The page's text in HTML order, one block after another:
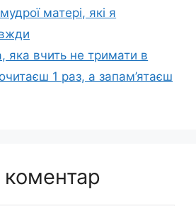
матері, які я
яка вчить не тримати в
1 раз, а запам’ятаєш